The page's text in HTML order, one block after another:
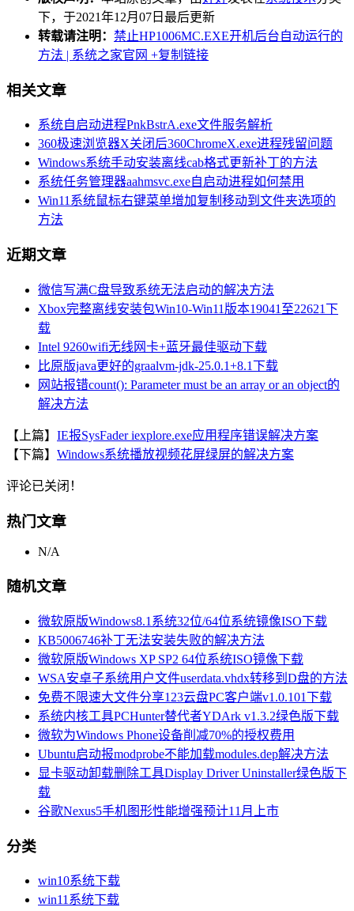
下，于2021年12月07日最后更新
转载请注明： 禁止HP1006MC.EXE开机后台自动运行的
方法 | 系统之家官网 +复制链接
相关文章
系统自启动进程PnkBstrA.exe文件服务解析
360极速浏览器X关闭后360ChromeX.exe进程残留问题
Windows系统手动安装离线cab格式更新补丁的方法
系统任务管理器aahmsvc.exe自启动进程如何禁用
Win11系统鼠标右键菜单增加复制移动到文件夹选项的
方法
近期文章
微信写满C盘导致系统无法启动的解决方法
Xbox完整离线安装包Win10-Win11版本19041至22621下
载
Intel 9260wifi无线网卡+蓝牙最佳驱动下载
比原版java更好的graalvm-jdk-25.0.1+8.1下载
网站报错count(): Parameter must be an array or an object的
解决方法
【上篇】 IE报SysFader iexplore.exe应用程序错误解决方案
【下篇】 Windows系统播放视频花屏绿屏的解决方案
评论已关闭！
热门文章
N/A
随机文章
微软原版Windows8.1系统32位/64位系统镜像ISO下载
KB5006746补丁无法安装失败的解决方法
微软原版Windows XP SP2 64位系统ISO镜像下载
WSA安卓子系统用户文件userdata.vhdx转移到D盘的方法
免费不限速大文件分享123云盘PC客户端v1.0.101下载
系统内核工具PCHunter替代者YDArk v1.3.2绿色版下载
微软为Windows Phone设备削减70%的授权费用
Ubuntu启动报modprobe不能加载modules.dep解决方法
显卡驱动卸载删除工具Display Driver Uninstaller绿色版下
载
谷歌Nexus5手机图形性能增强预计11月上市
分类
win10系统下载
win11系统下载